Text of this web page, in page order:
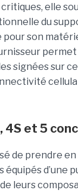
elle
du
pour son
permet
signées sur
4S et 5
de prendre
équipés d’une
leurs